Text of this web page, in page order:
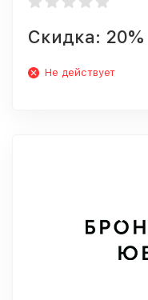
Скидка: 20%
Не действует